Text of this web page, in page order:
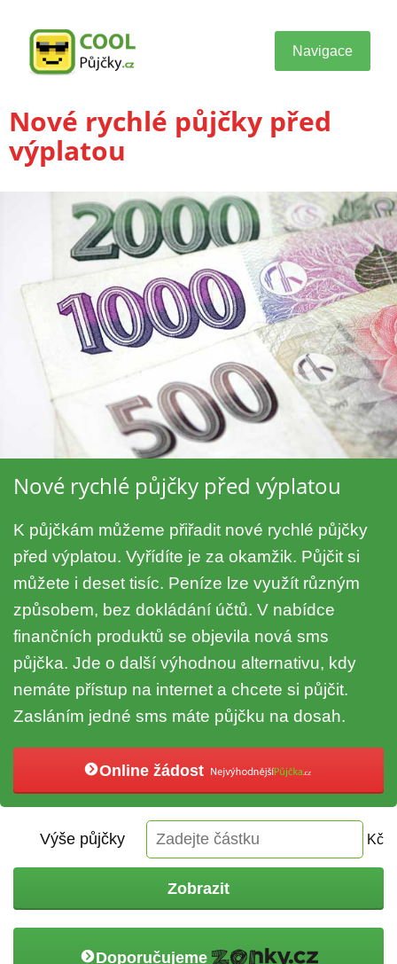
Navigace
Nové rychlé půjčky před
výplatou
Nové rychlé půjčky před výplatou
K půjčkám můžeme přiřadit nové rychlé půjčky
před výplatou. Vyřídíte je za okamžik. Půjčit si
můžete i deset tisíc. Peníze lze využít různým
způsobem, bez dokládání účtů. V nabídce
finančních produktů se objevila nová sms
půjčka. Jde o další výhodnou alternativu, kdy
nemáte přístup na internet a chcete si půjčit.
Zasláním jedné sms máte půjčku na dosah.
Online žádost
Výše půjčky Kč
Zobrazit
Doporučujeme